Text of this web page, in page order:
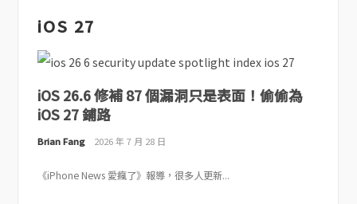
iOS 27
iOS 26.6 修補 87 個漏洞只是表面！偷偷為
iOS 27 鋪路
Brian Fang 2026 年 7 月 28 日
《iPhone News 愛瘋了》報導，很多人更新...